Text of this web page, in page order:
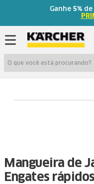
Ganhe 5% de
O que você está
Mangueira de
Engates